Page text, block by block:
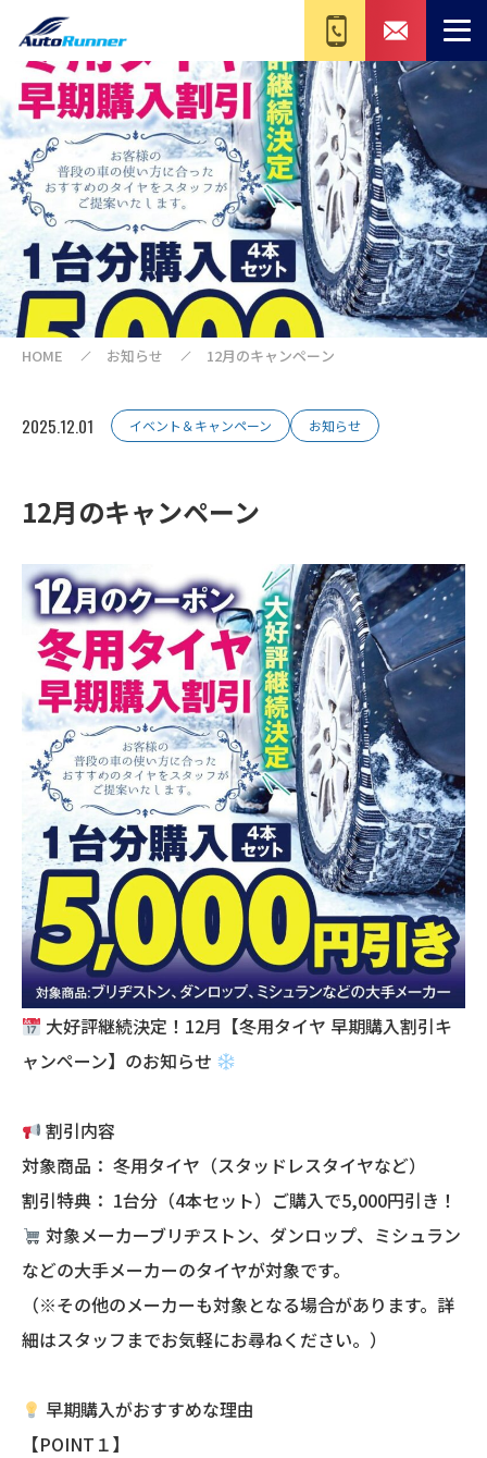
HOME お知らせ 12月のキャンペーン
2025.12.01 イベント＆キャンペーン お知らせ
12月のキャンペーン
大好評継続決定！12月【冬用タイヤ 早期購入割引キ
ャンペーン】のお知らせ
割引内容
対象商品： 冬用タイヤ（スタッドレスタイヤなど）
割引特典： 1台分（4本セット）ご購入で5,000円引き！
対象メーカーブリヂストン、ダンロップ、ミシュラン
などの大手メーカーのタイヤが対象です。
（※その他のメーカーも対象となる場合があります。詳
細はスタッフまでお気軽にお尋ねください。）
早期購入がおすすめな理由
【POINT１】